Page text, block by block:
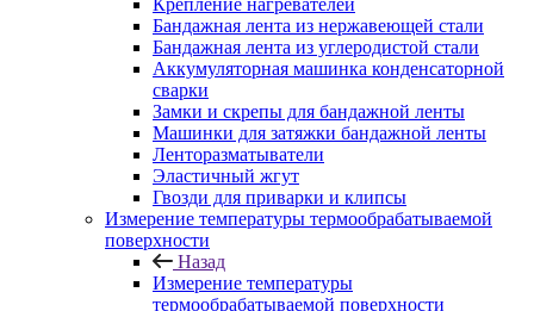
Крепление нагревателей
Бандажная лента из нержавеющей стали
Бандажная лента из углеродистой стали
Аккумуляторная машинка конденсаторной
сварки
Замки и скрепы для бандажной ленты
Машинки для затяжки бандажной ленты
Ленторазматыватели
Эластичный жгут
Гвозди для приварки и клипсы
Измерение температуры термообрабатываемой
поверхности
Назад
Измерение температуры
термообрабатываемой поверхности